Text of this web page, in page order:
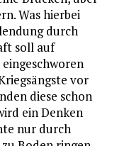
Was hierbei
durch
soll auf
vor
diese schon
ein Denken
nur durch